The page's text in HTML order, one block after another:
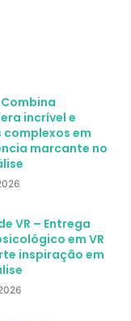
Combina
incrível e
complexos em
marcante no
VR – Entrega
em VR
inspiração em